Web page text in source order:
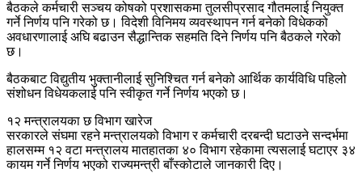
बैठकले कर्मचारी सञ्चय कोषको प्रशासकमा तुलसीप्रसाद गौतमलाई नियुक्त
गर्ने निर्णय पनि गरेको छ। विदेशी विनिमय व्यवस्थापन गर्न बनेको विधेकको
अवधारणालाई अघि बढाउन सैद्धान्तिक सहमति दिने निर्णय पनि बैठकले गरेको
छ।
बैठकबाट विद्युतीय भुक्तानीलाई सुनिश्चित गर्न बनेको आर्थिक कार्यविधि पहिलो
संशोधन विधेयकलाई पनि स्वीकृत गर्ने निर्णय भएको छ।
१२ मन्त्रालयका छ विभाग खारेज
सरकारले संघमा रहने मन्त्रालयको विभाग र कर्मचारी दरबन्दी घटाउने सन्दर्भमा
हालसम्म १२ वटा मन्त्रालय मातहातका ४० विभाग रहेकामा त्यसलाई घटाएर ३४
कायम गर्ने निर्णय भएको राज्यमन्त्री बाँस्कोटाले जानकारी दिए।